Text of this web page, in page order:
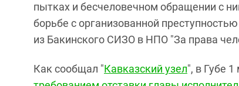
пытках и бесчеловечном обращении с
борьбе с организованной
из Бакинского СИЗО в НПО "За права
Как сообщал "Кавказский узел", в Губе